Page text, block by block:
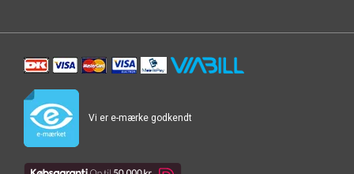
Vi er e-mærke godkendt